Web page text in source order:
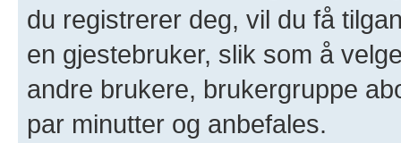
du registrerer deg, vil du få
en gjestebruker, slik som å
andre brukere, brukergruppe
par minutter og anbefales.